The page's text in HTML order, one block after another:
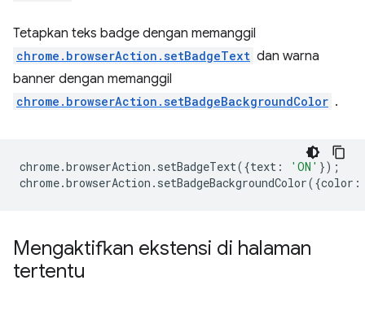
Tetapkan teks badge dengan memanggil
chrome.browserAction.setBadgeText dan warna
banner dengan memanggil
chrome.browserAction.setBadgeBackgroundColor .
chrome.browserAction . setBadgeText({text : 'ON' });
chrome.browserAction . setBadgeBackgroundColor({color :
Mengaktifkan ekstensi di halaman
tertentu